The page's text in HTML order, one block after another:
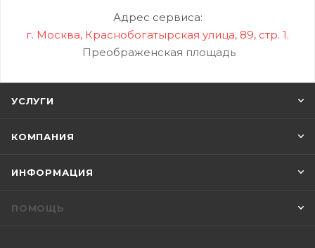
Адрес сервиса:
г. Москва, Краснобогатырская улица, 89, стр. 1.
Преображенская площадь
УСЛУГИ
КОМПАНИЯ
ИНФОРМАЦИЯ
ПОМОЩЬ